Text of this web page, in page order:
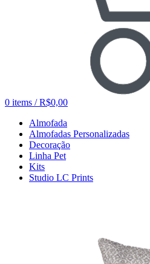
0 items / R$0,00
Almofada
Almofadas Personalizadas
Decoração
Linha Pet
Kits
Studio LC Prints